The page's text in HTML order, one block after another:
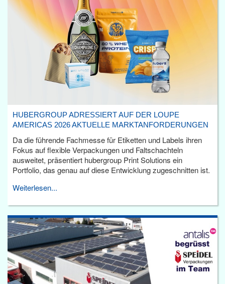
HUBERGROUP ADRESSIERT AUF DER LOUPE
AMERICAS 2026 AKTUELLE MARKTANFORDERUNGEN
Da die führende Fachmesse für Etiketten und Labels ihren
Fokus auf flexible Verpackungen und Faltschachteln
ausweitet, präsentiert hubergroup Print Solutions ein
Portfolio, das genau auf diese Entwicklung zugeschnitten ist.
Weiterlesen...